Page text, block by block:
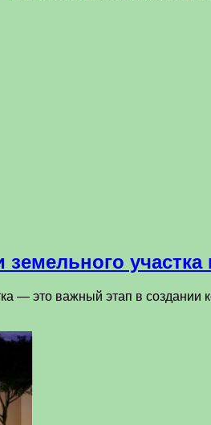
земельного
— это важный этап в